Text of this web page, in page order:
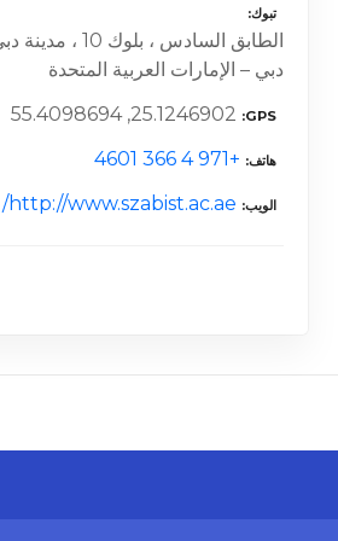
تبوك
الطابق
دبي – الإمارات العربية المتحدة
GPS
25.1246902, 55.4098694
هاتف +971 4 366 4601
الويب http://www.szabist.ac.ae/